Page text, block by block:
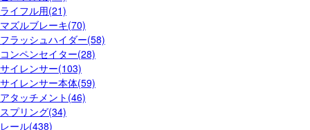
ライフル用(21)
マズルブレーキ(70)
フラッシュハイダー(58)
コンペンセイター(28)
サイレンサー(103)
サイレンサー本体(59)
アタッチメント(46)
スプリング(34)
レール(438)